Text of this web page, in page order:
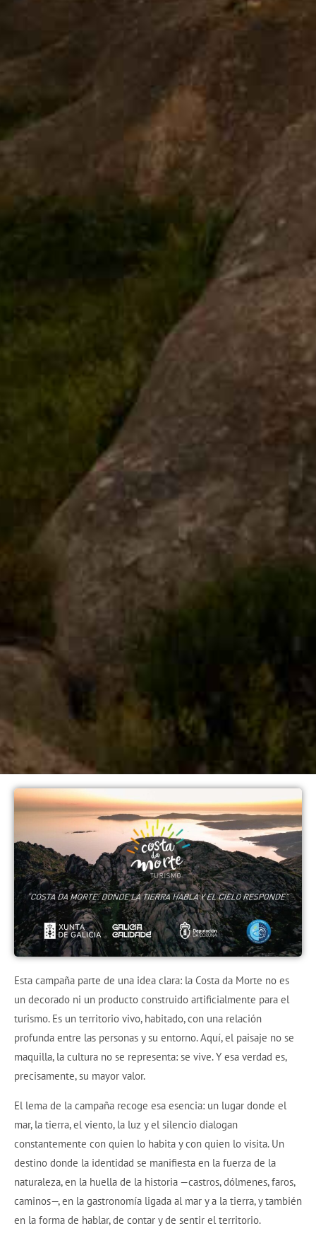
Esta campaña parte de una idea clara: la Costa da Morte no es
un decorado ni un producto construido artificialmente para el
turismo. Es un territorio vivo, habitado, con una relación
profunda entre las personas y su entorno. Aquí, el paisaje no se
maquilla, la cultura no se representa: se vive. Y esa verdad es,
precisamente, su mayor valor.
El lema de la campaña recoge esa esencia: un lugar donde el
mar, la tierra, el viento, la luz y el silencio dialogan
constantemente con quien lo habita y con quien lo visita. Un
destino donde la identidad se manifiesta en la fuerza de la
naturaleza, en la huella de la historia —castros, dólmenes, faros,
caminos—, en la gastronomía ligada al mar y a la tierra, y también
en la forma de hablar, de contar y de sentir el territorio.